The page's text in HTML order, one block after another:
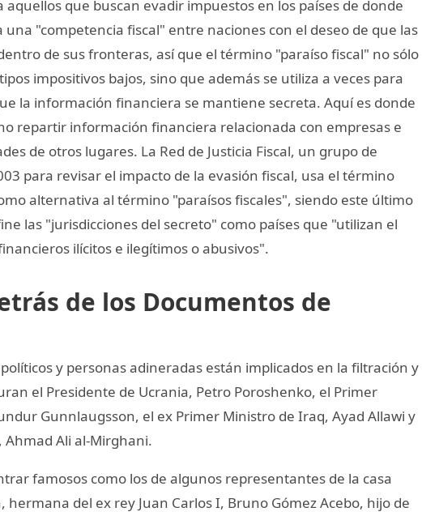
aquellos que buscan evadir impuestos en los países de donde
una "competencia fiscal" entre naciones con el deseo de que las
de sus fronteras, así que el término "paraíso fiscal" no sólo
impositivos bajos, sino que además se utiliza a veces para
la información financiera se mantiene secreta. Aquí es donde
repartir información financiera relacionada con empresas e
de otros lugares. La Red de Justicia Fiscal, un grupo de
para revisar el impacto de la evasión fiscal, usa el término
alternativa al término "paraísos fiscales", siendo este último
las "jurisdicciones del secreto" como países que "utilizan el
ilícitos e ilegítimos o abusivos".
de los Documentos de
y personas adineradas están implicados en la filtración y
el Presidente de Ucrania, Petro Poroshenko, el Primer
Gunnlaugsson, el ex Primer Ministro de Iraq, Ayad Allawi y
Ahmad Ali al-Mirghani.
famosos como los de algunos representantes de la casa
hermana del ex rey Juan Carlos I, Bruno Gómez Acebo, hijo de